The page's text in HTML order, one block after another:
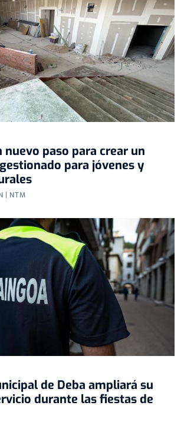
nuevo paso para crear un
para jóvenes y
| NTM
de Deba ampliará su
durante las fiestas de